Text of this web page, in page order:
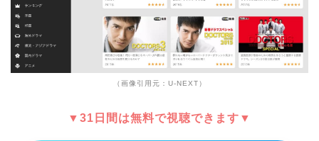
（画像引用元：U-NEXT）
▼31日間は無料で視聴できます▼